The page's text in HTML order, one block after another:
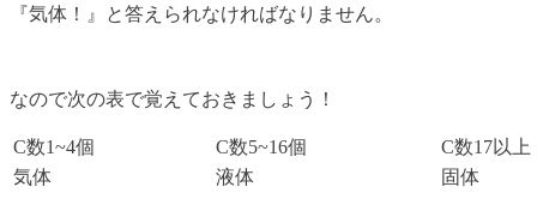
『気体！』と答えられなければなりません。
なので次の表で覚えておきましょう！
C数1~4個 C数5~16個
C数17以上
気体
液体 固体